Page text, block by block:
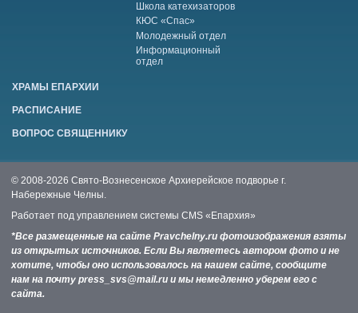
Школа катехизаторов
КЮС «Спас»
Молодежный отдел
Информационный
отдел
ХРАМЫ ЕПАРХИИ
РАСПИСАНИЕ
ВОПРОС СВЯЩЕННИКУ
© 2008-2026 Свято-Вознесенское Архиерейское подворье г.
Набережные Челны.
Работает под управлением системы CMS «Епархия»
*Все размещенные на сайте Pravchelny.ru фотоизображения взяты
из открытых источников. Если Вы являетесь автором фото и не
хотите, чтобы оно использовалось на нашем сайте, сообщите
нам на почту press_svs@mail.ru и мы немедленно уберем его с
сайта.